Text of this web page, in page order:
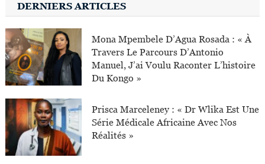
DERNIERS ARTICLES
Mona Mpembele D’Agua Rosada : « À
Travers Le Parcours D’Antonio
Manuel, J’ai Voulu Raconter L’histoire
Du Kongo »
Prisca Marceleney : « Dr Wlika Est Une
Série Médicale Africaine Avec Nos
Réalités »